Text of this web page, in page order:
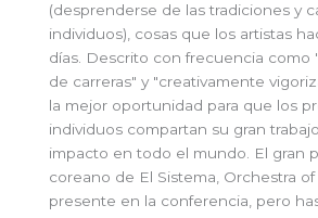
(desprenderse de las tradiciones y
individuos), cosas que los artistas
días. Descrito con frecuencia como
de carreras" y "creativamente
la mejor oportunidad para que los
individuos compartan su gran
impacto en todo el mundo. El gran
coreano de El Sistema, Orchestra
presente en la conferencia, pero